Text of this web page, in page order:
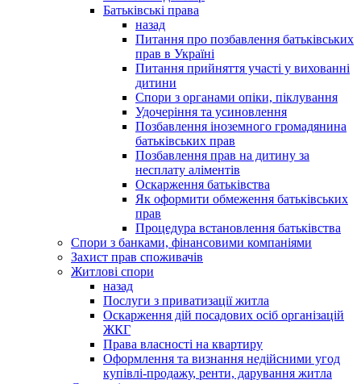
Батьківські права
назад
Питання про позбавлення батьківських
прав в Україні
Питання прийняття участі у вихованні
дитини
Спори з органами опіки, піклування
Удочеріння та усиновлення
Позбавлення іноземного громадянина
батьківських прав
Позбавлення прав на дитину за
несплату аліментів
Оскарження батьківства
Як оформити обмеження батьківських
прав
Процедура встановлення батьківства
Спори з банками, фінансовими компаніями
Захист прав споживачів
Житлові спори
назад
Послуги з приватизації житла
Оскарження дій посадових осіб організацій
ЖКГ
Права власності на квартиру
Оформлення та визнання недійсними угод
купівлі-продажу, ренти, дарування житла